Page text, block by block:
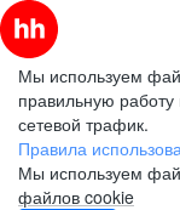
Мы используем
правильную
сетевой трафик.
Правила
Мы используем
файлов cookie